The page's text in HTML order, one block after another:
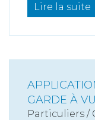
Lire la suite
GARDE À
Particuliers /